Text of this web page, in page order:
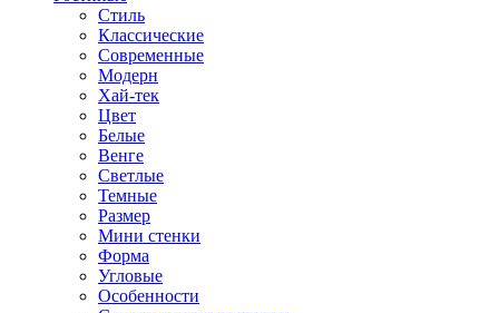
Стиль
Классические
Современные
Модерн
Хай-тек
Цвет
Белые
Венге
Светлые
Темные
Размер
Мини стенки
Форма
Угловые
Особенности